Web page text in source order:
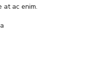
at ac enim.